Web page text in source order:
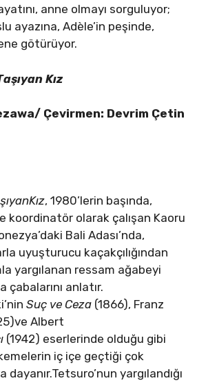
anne olmayı sorguluyor;
ayazına, Adèle’in peşinde,
götürüyor.
Kız
Çevirmen: Devrim Çetin
, 1980’lerin başında,
koordinatör olarak çalışan Kaoru
Bali Adası’nda,
uyuşturucu kaçakçılığından
yargılanan ressam ağabeyi
çabalarını anlatır.
Suç ve Ceza (1866), Franz
Albert
(1942) eserlerinde olduğu gibi
iç içe geçtiği çok
yargılandığı